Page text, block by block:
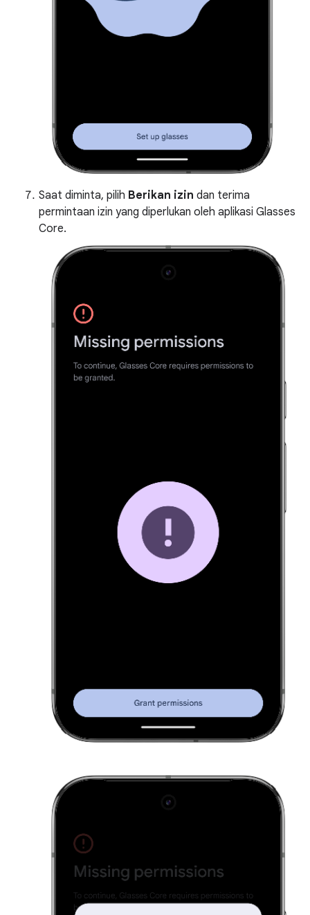
Saat diminta, pilih Berikan izin dan terima
permintaan izin yang diperlukan oleh aplikasi Glasses
Core.